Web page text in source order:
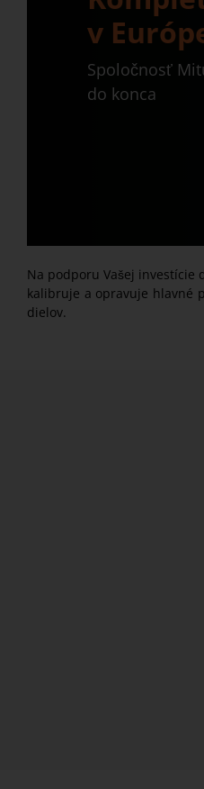
v
Spoločnosť
do konca
Na podporu Vašej investície
kalibruje a opravuje hlavné
dielov.